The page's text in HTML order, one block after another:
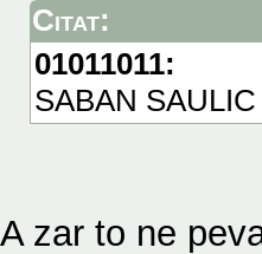
Citat:
01011011:
SABAN
A zar to ne